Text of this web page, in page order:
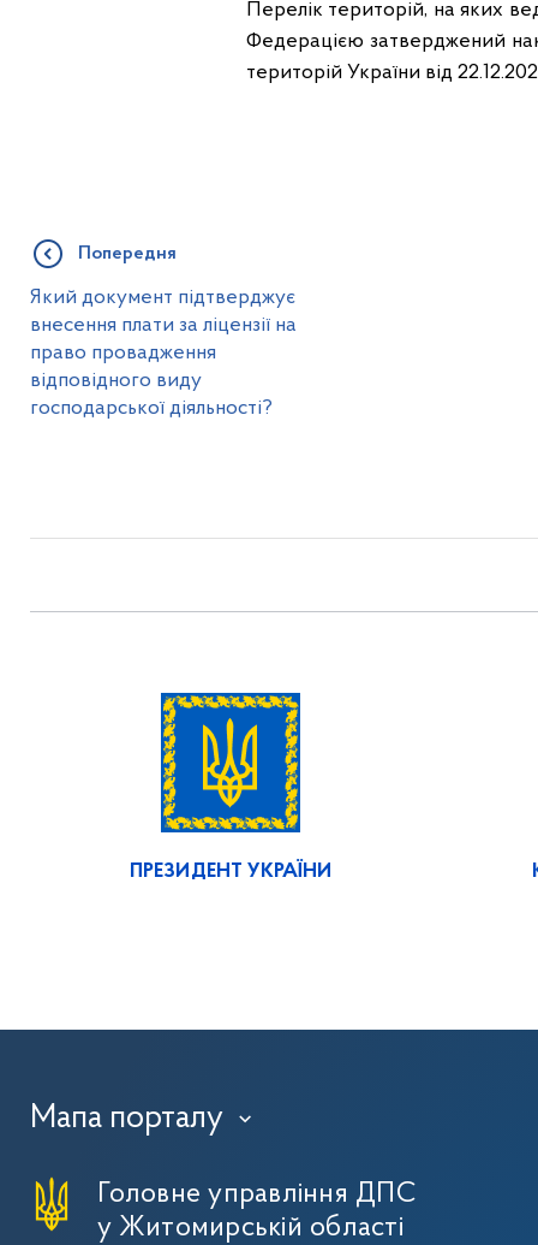
Перелік територій, на яких
Федерацією затверджений
територій України від
Попередня
Який документ підтверджує
внесення плати за ліцензії на
право провадження
відповідного виду
господарської діяльності?
ПРЕЗИДЕНТ УКРАЇНИ
Мапа порталу ›
Головне управління ДПС
у Житомирській області